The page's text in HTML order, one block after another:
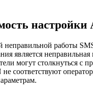
настройки
неправильной работы
является
могут столкнуться с
соответствуют